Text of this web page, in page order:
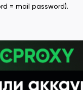
= mail password).